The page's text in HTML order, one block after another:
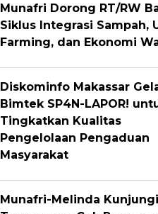
Munafri Dorong RT/RW
Siklus Integrasi Sampah,
Farming, dan Ekonomi
Diskominfo Makassar
Bimtek SP4N-LAPOR!
Tingkatkan Kualitas
Pengelolaan Pengaduan
Masyarakat
Munafri-Melinda